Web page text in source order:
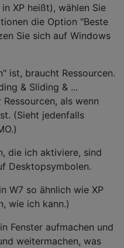
XP heißt), wählen Sie
die Option "Beste
Sie sich auf Windows
ist, braucht Ressourcen.
& Sliding & ...
als wenn
(Sieht jedenfalls
die ich aktiviere, sind
Desktopsymbolen.
W7 so ähnlich wie XP
wie ich kann.)
Fenster aufmachen und
weitermachen, was